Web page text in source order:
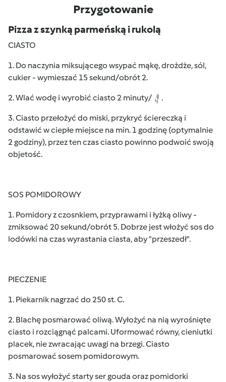
Przygotowanie
Pizza z szynką parmeńską i rukolą
CIASTO
1. Do naczynia miksującego wsypać mąkę, drożdże, sól,
cukier - wymieszać 15 sekund/obrót 2.
2. Wlać wodę i wyrobić ciasto 2 minuty/ .
3. Ciasto przełożyć do miski, przykryć ściereczką i
odstawić w ciepłe miejsce na min. 1 godzinę (optymalnie
2 godziny), przez ten czas ciasto powinno podwoić swoją
objetość.
SOS POMIDOROWY
1. Pomidory z czosnkiem, przyprawami i łyżką oliwy -
zmiksować 20 sekund/obrót 5. Dobrze jest włożyć sos do
lodówki na czas wyrastania ciasta, aby "przeszedł".
PIECZENIE
1. Piekarnik nagrzać do 250 st. C.
2. Blachę posmarować oliwą. Wyłożyć na nią wyrośnięte
ciasto i rozciągnąć palcami. Uformować równy, cieniutki
placek, nie zwracając uwagi na brzegi. Ciasto
posmarować sosem pomidorowym.
3. Na sos wyłożyć starty ser gouda oraz pomidorki